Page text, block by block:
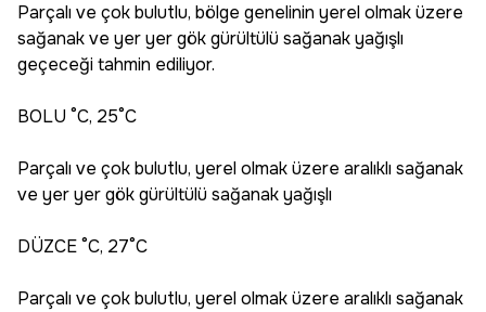
Parçalı ve çok bulutlu, bölge genelinin yerel olmak üzere
sağanak ve yer yer gök gürültülü sağanak yağışlı
geçeceği tahmin ediliyor.
BOLU °C, 25°C
Parçalı ve çok bulutlu, yerel olmak üzere aralıklı sağanak
ve yer yer gök gürültülü sağanak yağışlı
DÜZCE °C, 27°C
Parçalı ve çok bulutlu, yerel olmak üzere aralıklı sağanak